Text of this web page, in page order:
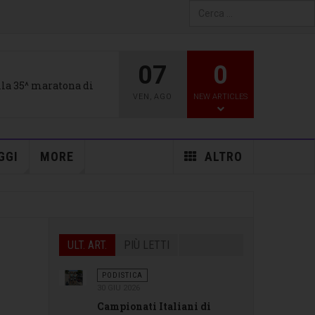
for results.
35^ maratona di
07
VEN , AGO
0
NEW ARTICLES
ALTRO
MORE
ULT. ART. PIÙ LETTI
PODISTICA
Campionati Italiani di